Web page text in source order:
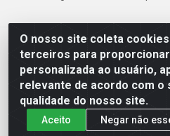
O nosso site coleta
terceiros para
personalizada ao usuário,
relevante de acordo com o
qualidade do nosso site.
Aceito Negar não
Deskontão Atacado - Av. Marechal
Imbiribeira - Recife/PE - CEP
57